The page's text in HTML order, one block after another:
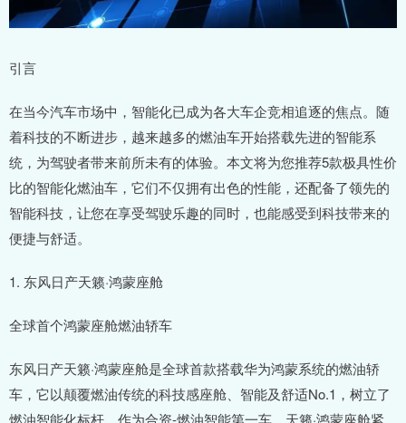
引言
在当今汽车市场中，智能化已成为各大车企竞相追逐的焦点。随
着科技的不断进步，越来越多的燃油车开始搭载先进的智能系
统，为驾驶者带来前所未有的体验。本文将为您推荐5款极具性价
比的智能化燃油车，它们不仅拥有出色的性能，还配备了领先的
智能科技，让您在享受驾驶乐趣的同时，也能感受到科技带来的
便捷与舒适。
1. 东风日产天籁·鸿蒙座舱
全球首个鸿蒙座舱燃油轿车
东风日产天籁·鸿蒙座舱是全球首款搭载华为鸿蒙系统的燃油轿
车，它以颠覆燃油传统的科技感座舱、智能及舒适No.1，树立了
燃油智能化标杆。作为合资-燃油智能第一车，天籁·鸿蒙座舱紧